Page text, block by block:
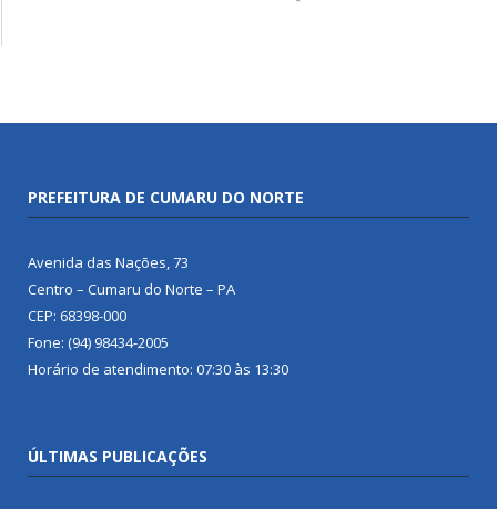
PREFEITURA DE CUMARU DO NORTE
Avenida das Nações, 73
Centro – Cumaru do Norte – PA
CEP: 68398-000
Fone: (94) 98434-2005
Horário de atendimento: 07:30 às 13:30
ÚLTIMAS PUBLICAÇÕES